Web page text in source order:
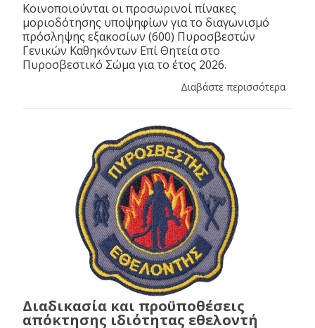
Κοινοποιούνται οι προσωρινοί πίνακες
μοριοδότησης υποψηφίων για το διαγωνισμό
πρόσληψης εξακοσίων (600) Πυροσβεστών
Γενικών Καθηκόντων Επί Θητεία στο
Πυροσβεστικό Σώμα για το έτος 2026.
Διαβάστε περισσότερα
Διαδικασία και προϋποθέσεις
απόκτησης ιδιότητας εθελοντή